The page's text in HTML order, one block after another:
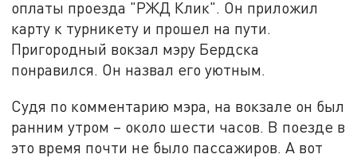
оплаты проезда "РЖД Клик". Он приложил
карту к турникету и прошел на пути.
Пригородный вокзал мэру Бердска
понравился. Он назвал его уютным.
Судя по комментарию мэра, на вокзале он был
ранним утром – около шести часов. В поезде в
это время почти не было пассажиров. А вот